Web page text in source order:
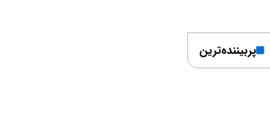
پربیننده‌ترین